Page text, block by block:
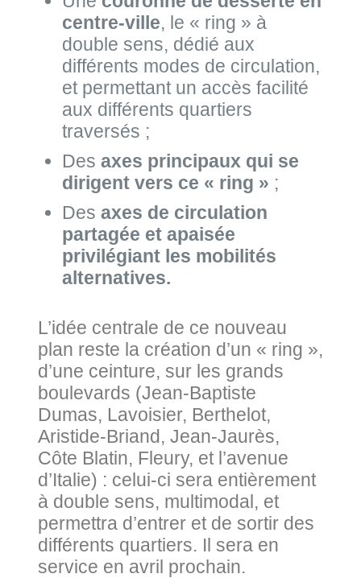
centre-ville, le « ring » à
double sens, dédié aux
différents modes de circulation,
et permettant un accès facilité
aux différents quartiers
traversés ;
Des axes principaux qui se
dirigent vers ce « ring » ;
Des axes de circulation
partagée et apaisée
privilégiant les mobilités
alternatives.
L’idée centrale de ce nouveau
plan reste la création d’un « ring »,
d’une ceinture, sur les grands
boulevards (Jean-Baptiste
Dumas, Lavoisier, Berthelot,
Aristide-Briand, Jean-Jaurès,
Côte Blatin, Fleury, et l’avenue
d’Italie) : celui-ci sera entièrement
à double sens, multimodal, et
permettra d’entrer et de sortir des
différents quartiers. Il sera en
service en avril prochain.